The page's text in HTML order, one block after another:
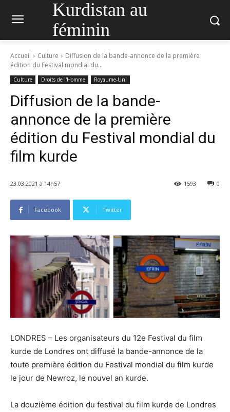
Kurdistan au
féminin
Accueil Culture
Diffusion de la bande-annonce de la première
édition du Festival mondial du...
Culture Droits de l'Homme Royaume-Uni
Diffusion de la bande-
annonce de la première
édition du Festival mondial du
film kurde
23.03.2021 à 14h57 0
1593
Facebook Twitter
LONDRES – Les organisateurs du 12e Festival du film
kurde de Londres ont diffusé la bande-annonce de la
toute première édition du Festival mondial du film kurde
le jour de Newroz, le nouvel an kurde.
La douzième édition du festival du film kurde de Londres